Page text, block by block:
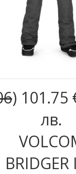
) 101.75
лв.
BRIDGER